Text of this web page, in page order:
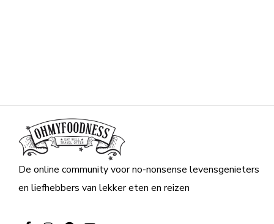
De online community voor no-nonsense levensgenieters
en liefhebbers van lekker eten en reizen